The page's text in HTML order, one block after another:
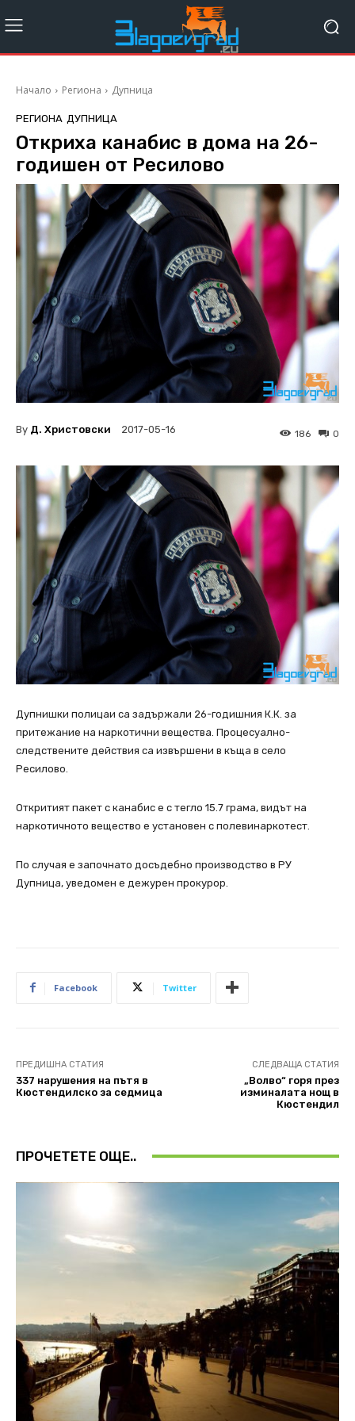
Начало Региона Дупница
РЕГИОНА ДУПНИЦА
Откриха канабис в дома на 26-
годишен от Ресилово
By Д. Христовски 2017-05-16 0
186
Дупнишки полицаи са задържали 26-годишния К.К. за
притежание на наркотични вещества. Процесуално-
следствените действия са извършени в къща в село
Ресилово.
Откритият пакет с канабис е с тегло 15.7 грама, видът на
наркотичното вещество е установен с полевинаркотест.
По случая е започнато досъдебно производство в РУ
Дупница, уведомен е дежурен прокурор.
Facebook Twitter
ПРЕДИШНА СТАТИЯ
337 нарушения на пътя в
Кюстендилско за седмица
СЛЕДВАЩА СТАТИЯ
„Волво“ горя през
изминалата нощ в
Кюстендил
ПРОЧЕТЕТЕ ОЩЕ..